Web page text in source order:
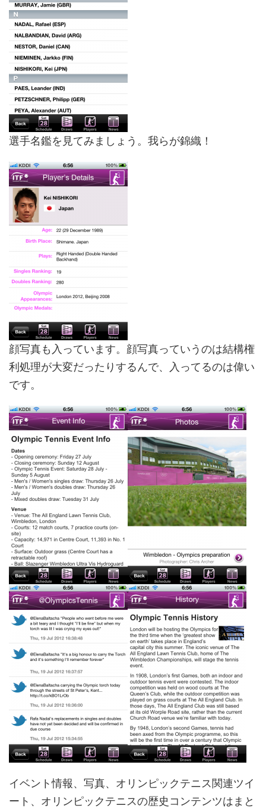
選手名鑑を見てみましょう。我らが錦織！
顔写真も入っています。顔写真っていうのは結構権
利処理が大変だったりするんで、入ってるのは偉い
です。
イベント情報、写真、オリンピックテニス関連ツイ
ート、オリンピックテニスの歴史コンテンツはまと